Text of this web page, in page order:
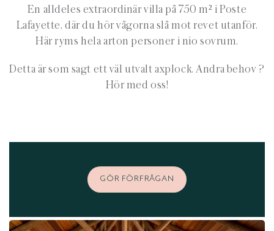
En alldeles extraordinär villa på 750 m² i Poste
Lafayette, där du hör vågorna slå mot revet utanför.
Här ryms hela arton personer i nio sovrum.
Detta är som sagt ett väl utvalt axplock. Andra behov ?
Hör med oss!
GÖR FÖRFRÅGAN